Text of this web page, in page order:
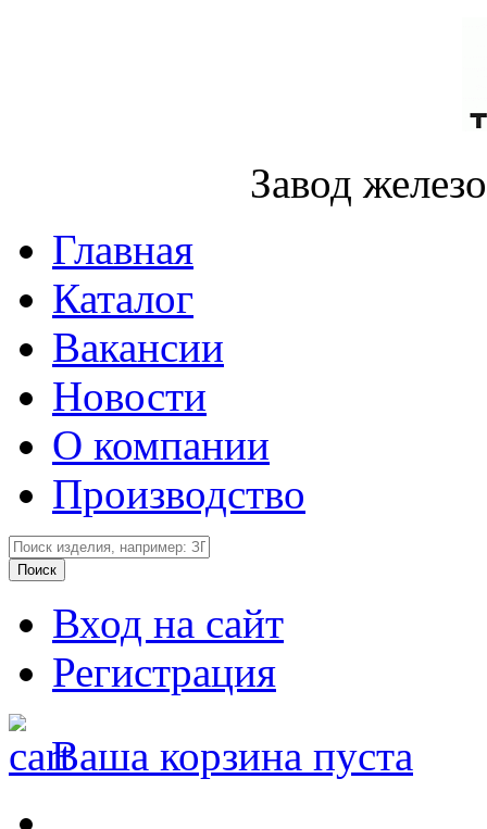
Завод
Главная
Каталог
Вакансии
Новости
О компании
Производство
Вход на сайт
Регистрация
Ваша корзина пуста